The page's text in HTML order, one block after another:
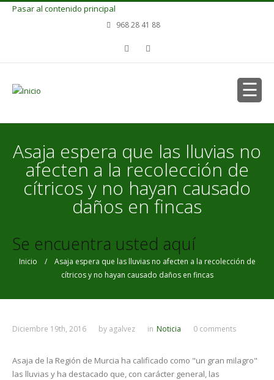
Pasar al contenido principal
968 28 41 88
Asaja espera que las lluvias no
afecten a la recolección de
cítricos y no hayan causado
daños en fincas
Se encuentra usted aquí
Inicio / Asaja espera que las lluvias no afecten a la recolección de
cítricos y no hayan causado daños en fincas
Diciembre 19th, 2016 by agalvez in Noticia 0 comments
Asaja de la Región de Murcia ha calificado como "un gran milagro"
las lluvias y ha destacado que, con carácter general, las